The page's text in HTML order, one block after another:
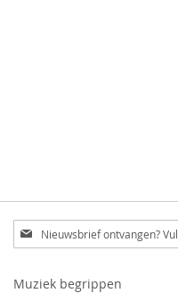
Schrijf
je
voor
Muziek begrippen